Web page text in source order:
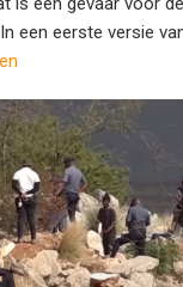
een eerste versie